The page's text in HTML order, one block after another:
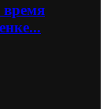
время